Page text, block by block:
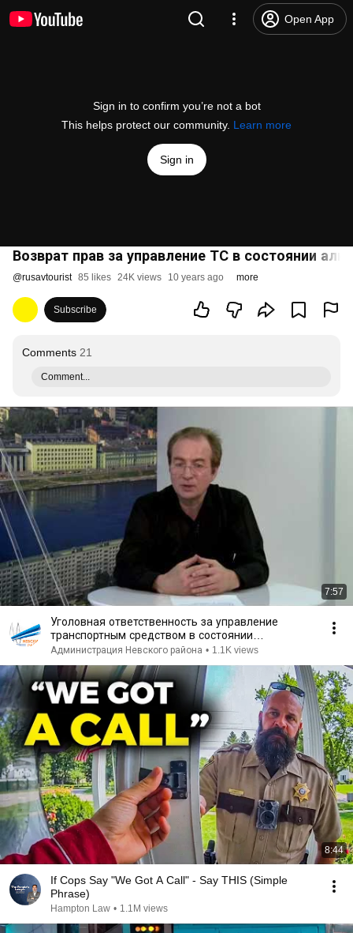
Open App
Sign in to confirm you’re not a bot
This helps protect our community. Learn more
Sign in
Возврат прав за управление ТС в состоянии
@rusavtourist 85 likes 24K views 10 years ago more
Subscribe
Comments 21
Comment...
7:57
Уголовная ответственность за управление
транспортным средством в состоянии
алкогольного опьянения
Администрация Невского района • 1.1K views
8:44
If Cops Say "We Got A Call" - Say THIS (Simple
Phrase)
Hampton Law • 1.1M views